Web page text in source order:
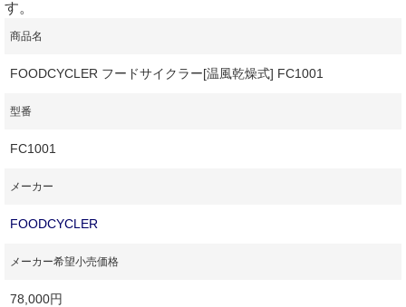
す。
商品名
FOODCYCLER フードサイクラー[温風乾燥式] FC1001
型番
FC1001
メーカー
FOODCYCLER
メーカー希望小売価格
78,000円